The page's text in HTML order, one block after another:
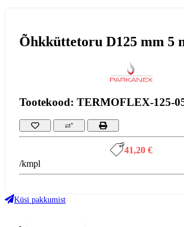
Õhkküttetoru D125 mm 5
Tootekood: TERMOFLEX-125-
41,20 €
/kmpl
Küsi pakkumist